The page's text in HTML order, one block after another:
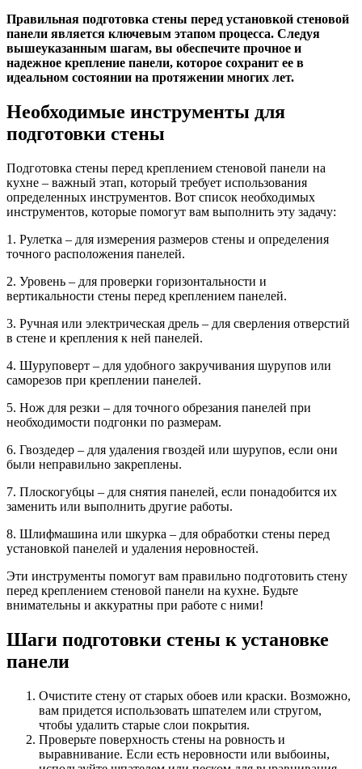
Правильная подготовка стены перед установкой стеновой
панели является ключевым этапом процесса. Следуя
вышеуказанным шагам, вы обеспечите прочное и
надежное крепление панели, которое сохранит ее в
идеальном состоянии на протяжении многих лет.
Необходимые инструменты для
подготовки стены
Подготовка стены перед креплением стеновой панели на
кухне – важный этап, который требует использования
определенных инструментов. Вот список необходимых
инструментов, которые помогут вам выполнить эту задачу:
1. Рулетка – для измерения размеров стены и определения
точного расположения панелей.
2. Уровень – для проверки горизонтальности и
вертикальности стены перед креплением панелей.
3. Ручная или электрическая дрель – для сверления отверстий
в стене и крепления к ней панелей.
4. Шуруповерт – для удобного закручивания шурупов или
саморезов при креплении панелей.
5. Нож для резки – для точного обрезания панелей при
необходимости подгонки по размерам.
6. Гвоздедер – для удаления гвоздей или шурупов, если они
были неправильно закреплены.
7. Плоскогубцы – для снятия панелей, если понадобится их
заменить или выполнить другие работы.
8. Шлифмашина или шкурка – для обработки стены перед
установкой панелей и удаления неровностей.
Эти инструменты помогут вам правильно подготовить стену
перед креплением стеновой панели на кухне. Будьте
внимательны и аккуратны при работе с ними!
Шаги подготовки стены к установке
панели
Очистите стену от старых обоев или краски. Возможно,
вам придется использовать шпателем или стругом,
чтобы удалить старые слои покрытия.
Проверьте поверхность стены на ровность и
выравнивание. Если есть неровности или выбоины,